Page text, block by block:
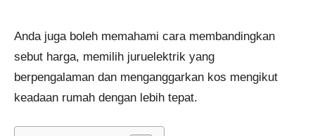
Anda juga boleh memahami cara membandingkan
sebut harga, memilih juruelektrik yang
berpengalaman dan menganggarkan kos mengikut
keadaan rumah dengan lebih tepat.